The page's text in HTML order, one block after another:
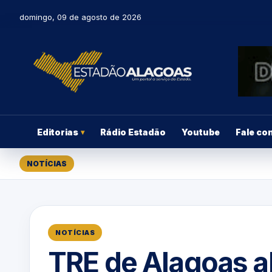
domingo, 09 de agosto de 2026
Editorias ▾ Rádio Estadão Youtube Fale
NOTÍCIAS
NOTÍCIAS
TRE de Alagoas